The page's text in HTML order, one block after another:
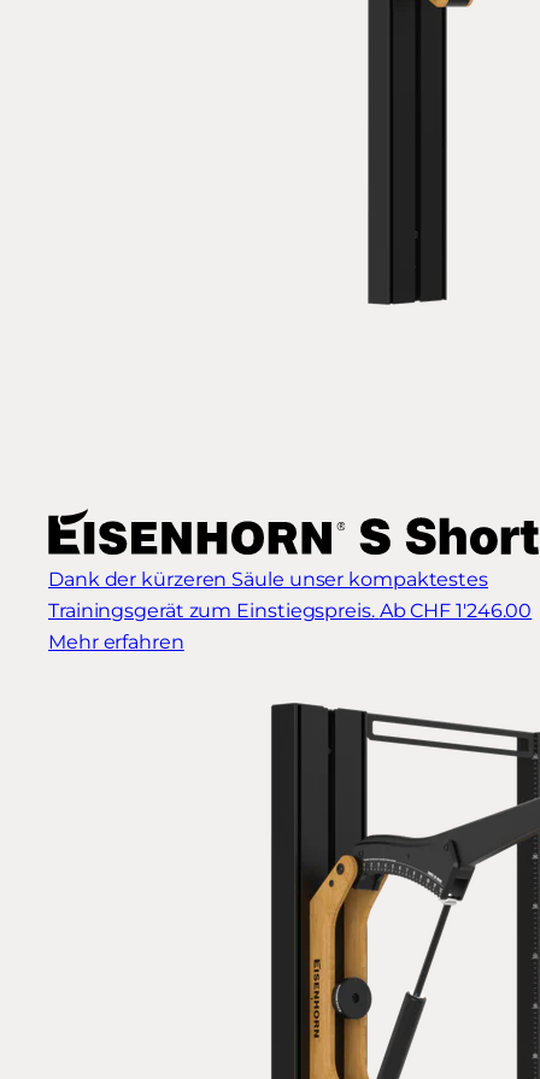
Dank der kürzeren Säule unser kompaktestes
Trainingsgerät zum Einstiegspreis. Ab CHF 1'246.00
Mehr erfahren